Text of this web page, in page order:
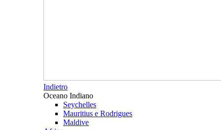
Indietro
Oceano Indiano
Seychelles
Mauritius e Rodrigues
Maldive